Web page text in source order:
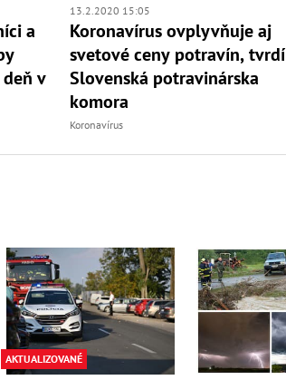
a
v
13.2.2020 15:05
Koronavírus ovplyvňuje aj
svetové ceny potravín, tvrdí
Slovenská potravinárska
komora
Koronavírus
AKTUALIZOVANÉ